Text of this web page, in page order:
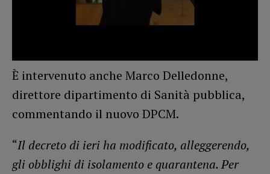
È intervenuto anche Marco Delledonne,
direttore dipartimento di Sanità pubblica,
commentando il nuovo DPCM.
“Il decreto di ieri ha modificato, alleggerendo,
gli obblighi di isolamento e quarantena. Per